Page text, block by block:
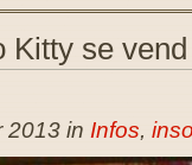
Kitty se
2013 in Infos,